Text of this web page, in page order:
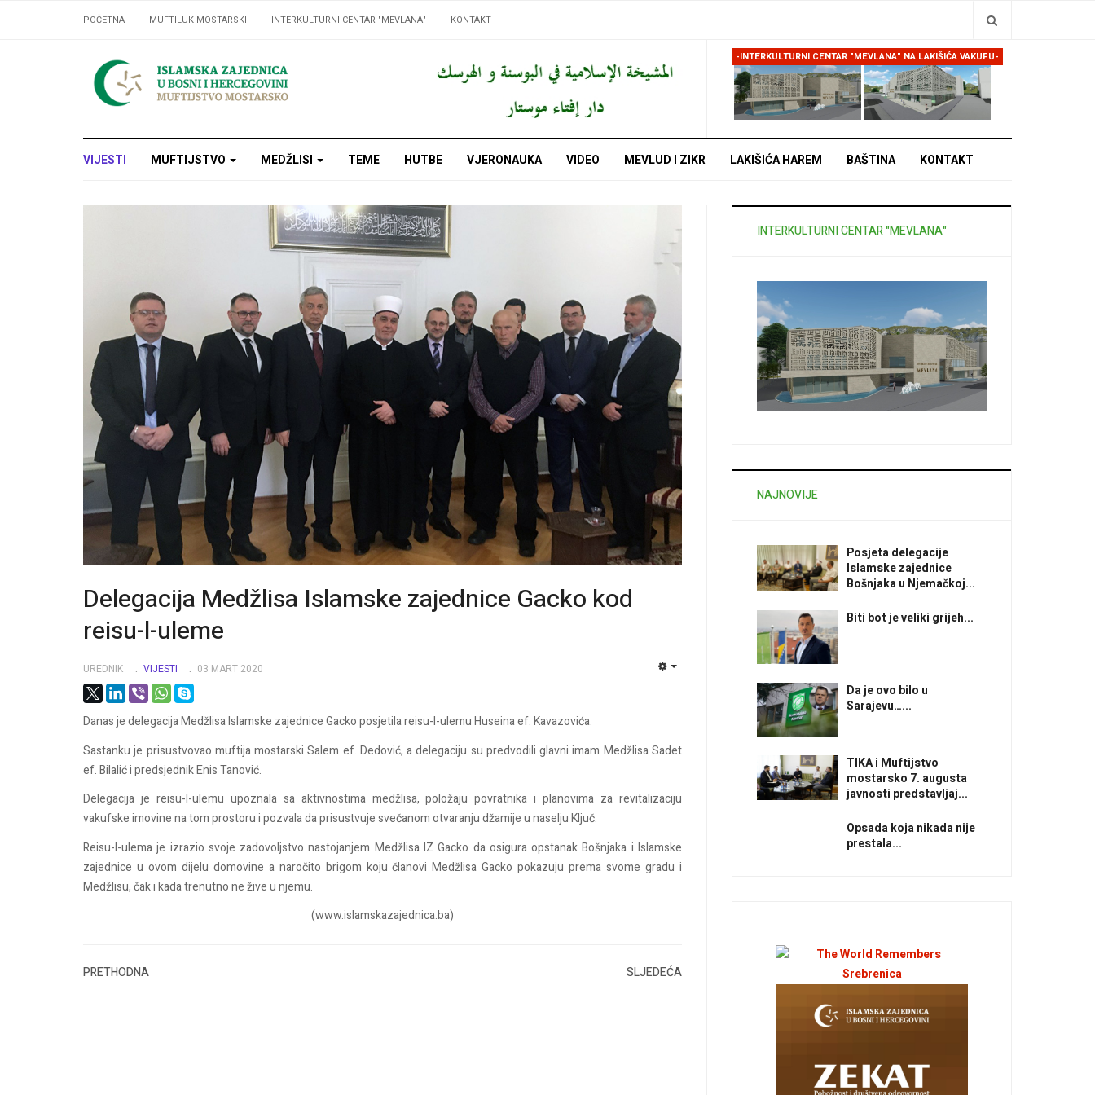
POČETNA MUFTILUK MOSTARSKI INTERKULTURNI CENTAR "MEVLANA" KONTAKT
-INTERKULTURNI CENTAR "MEVLANA" NA LAKIŠIĆA VAKUFU-
VIJESTI MUFTIJSTVO MEDŽLISI TEME HUTBE VJERONAUKA VIDEO MEVLUD I ZIKR LAKIŠIĆA HAREM BAŠTINA KONTAKT
Delegacija Medžlisa Islamske zajednice Gacko kod
reisu-l-uleme
UREDNIK VIJESTI 03 MART 2020
Danas je delegacija Medžlisa Islamske zajednice Gacko posjetila reisu-l-ulemu Huseina ef. Kavazovića.
Sastanku je prisustvovao muftija mostarski Salem ef. Dedović, a delegaciju su predvodili glavni imam Medžlisa Sadet
ef. Bilalić i predsjednik Enis Tanović.
Delegacija je reisu-l-ulemu upoznala sa aktivnostima medžlisa, položaju povratnika i planovima za revitalizaciju
vakufske imovine na tom prostoru i pozvala da prisustvuje svečanom otvaranju džamije u naselju Ključ.
Reisu-l-ulema je izrazio svoje zadovoljstvo nastojanjem Medžlisa IZ Gacko da osigura opstanak Bošnjaka i Islamske
zajednice u ovom dijelu domovine a naročito brigom koju članovi Medžlisa Gacko pokazuju prema svome gradu i
Medžlisu, čak i kada trenutno ne žive u njemu.
(www.islamskazajednica.ba)
PRETHODNA SLJEDEĆA
INTERKULTURNI CENTAR "MEVLANA"
NAJNOVIJE
Posjeta delegacije
Islamske zajednice
Bošnjaka u Njemačkoj...
Biti bot je veliki grijeh...
Da je ovo bilo u
Sarajevu…...
TIKA i Muftijstvo
mostarsko 7. augusta
javnosti predstavljaj...
Opsada koja nikada nije
prestala...